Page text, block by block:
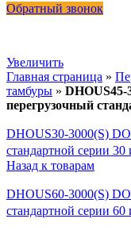
Обратный звонок
Увеличить
Главная страница »
тамбуры »
перегрузочный
DHOUS30-3000(S)
стандартной серии 30
Назад к товарам
DHOUS60-3000(S)
стандартной серии 60